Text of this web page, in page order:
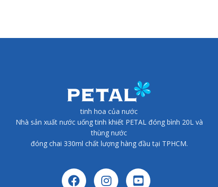
tinh hoa của nước
Nhà sản xuất nước uống tinh khiết PETAL đóng bình 20L và
thùng nước
đóng chai 330ml chất lượng hàng đầu tại TPHCM.